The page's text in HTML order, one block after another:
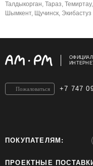
Талдыкорган, Тараз,
Шымкент, Щучинск, Экибастуз
+7 747
Пожаловаться
ПОКУПАТЕЛЯМ:
ПРОЕКТНЫЕ